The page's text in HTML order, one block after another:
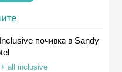
почивка в Sandy
all inclusive